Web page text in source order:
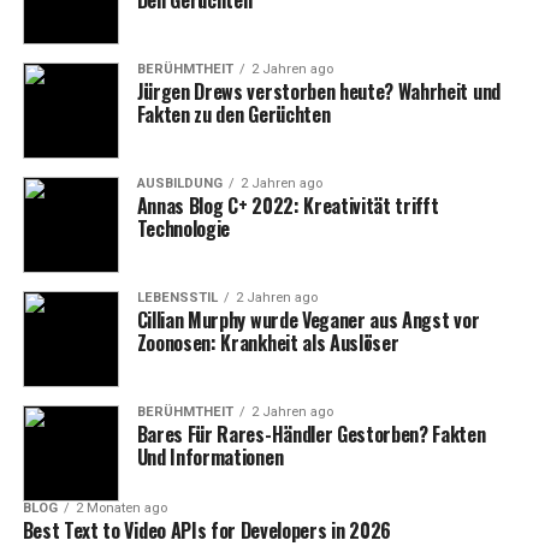
Stütze für den Sänger ist und ihm in allen Lebenslagen
betont, wie wichtig seine Frau für ihn ist und dass er ihre
Unterstützung in seiner Karriere sehr schätzt.
Die Beziehung von Roland und
Silvia Kaiser: Eine Liebe aus der
Das Kennenlernen von Roland und Silvia Kaiser war
keineswegs eine gewöhnliche Romanze. Es war 2003, als
sie sich bei einem zufälligen Treffen in einem
Restaurant begegneten. Roland Kaiser war zu dieser Zeit
bereits ein etablierter Star und auf den Bühnen
Deutschlands ein gefeierter Künstler. Silvia, die zu dieser
mit der Welt des Showbusiness wenig zu tun. Das Paar
fühlte sich dennoch sofort zueinander hingezogen.
BERÜHMTHEIT 2 Jahren ago
Jürgen Drews verstorben heute? Wahrheit und
Fakten zu den Gerüchten
AUSBILDUNG 2 Jahren ago
Annas Blog C+ 2022: Kreativität trifft
Technologie
LEBENSSTIL 2 Jahren ago
Cillian Murphy wurde Veganer aus Angst vor
Zoonosen: Krankheit als Auslöser
BERÜHMTHEIT 2 Jahren ago
Bares Für Rares-Händler Gestorben? Fakten
Und Informationen
BLOG 2 Monaten ago
Best Text to Video APIs for Developers in 2026